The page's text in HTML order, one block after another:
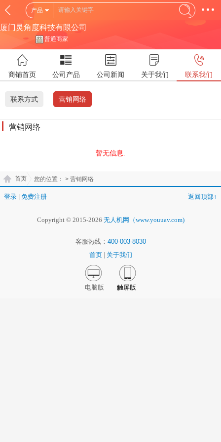
产品
厦门灵角度科技有限公司
普通商家
商铺首页 公司产品 公司新闻 关于我们 联系我们
联系方式 营销网络
营销网络
暂无信息.
您的位置：
首页 > 营销网络
登录 免费注册 返回顶部↑
Copyright © 2015-2026 无人机网（www.youuav.com)
客服热线： 400-003-8030
首页
关于我们
电脑版 触屏版